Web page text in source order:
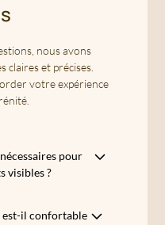
nous avons
claires et précises.
votre expérience
pour
visibles ?
est-il confortable